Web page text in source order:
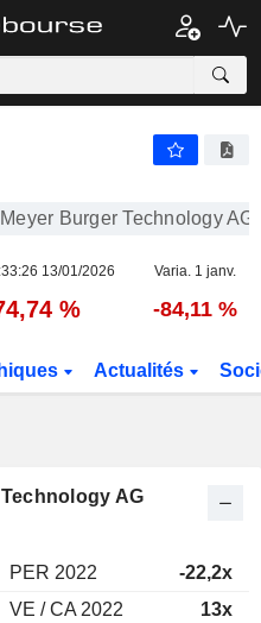
Burger Technology
13/01/2026 Varia. 1 janv.
% -84,11 %
Actualités
AG
PER 2022 -22,2x
VE / CA 2022 13x